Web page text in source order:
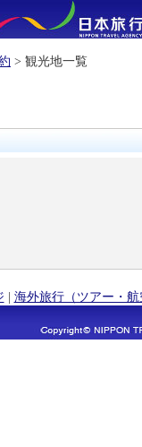
> 観光地一覧
| 海外旅行（ツアー・航